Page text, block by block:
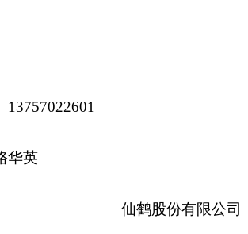
13757022601
华英
仙鹤股份有限公司